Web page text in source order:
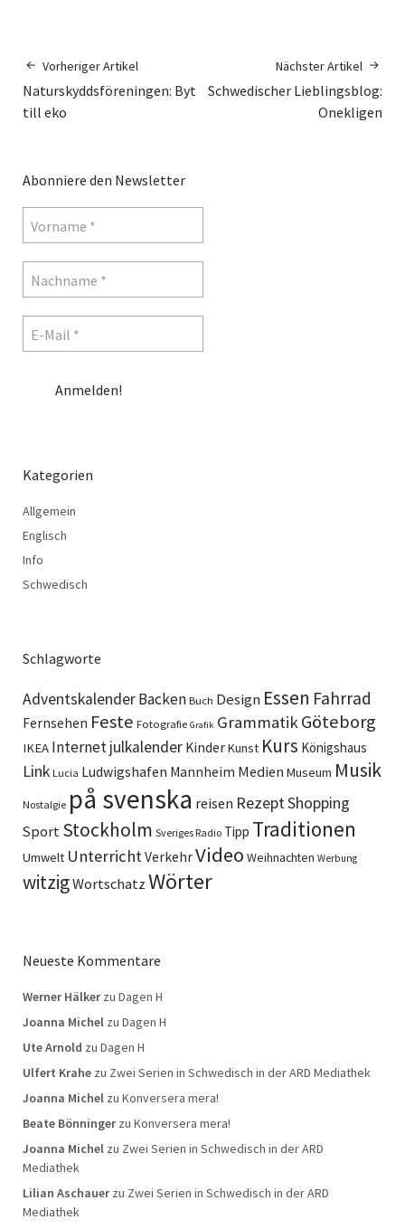
Vorheriger Artikel
Naturskyddsföreningen: Byt
till eko
Nächster Artikel
Schwedischer Lieblingsblog:
Onekligen
Abonniere den Newsletter
Kategorien
Allgemein
Englisch
Info
Schwedisch
Schlagworte
AdventskalenderBacken Buch Design Essen Fahrrad
Fernsehen Feste Fotografie Grafik GrammatikGöteborg
IKEA Internetjulkalender KinderKunst Kurs Königshaus
Link Lucia Ludwigshafen Mannheim Medien Museum Musik
Nostalgie på svenska reisen RezeptShopping
Sport Stockholm Sveriges Radio Tipp Traditionen
Umwelt UnterrichtVerkehrVideo Weihnachten Werbung
witzigWortschatz Wörter
Neueste Kommentare
Werner Hälkerzu Dagen H
Joanna Michel zu Dagen H
Ute Arnold zu Dagen H
Ulfert Krahe zu Zwei Serien in Schwedisch in der ARD Mediathek
Joanna Michel zu Konversera mera!
Beate Bönningerzu Konversera mera!
Joanna Michel zu Zwei Serien in Schwedisch in der ARD
Mediathek
Lilian Aschauerzu Zwei Serien in Schwedisch in der ARD
Mediathek